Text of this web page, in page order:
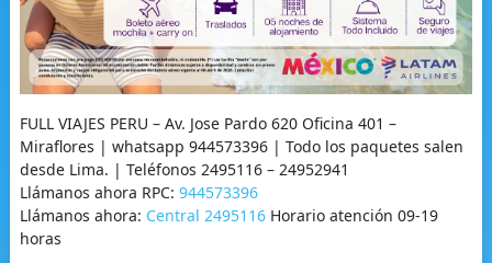
FULL VIAJES PERU – Av. Jose Pardo 620 Oficina 401 –
Miraflores | whatsapp 944573396 | Todo los paquetes salen
desde Lima. | Teléfonos 2495116 – 24952941
Llámanos ahora RPC: 944573396
Llámanos ahora: Central 2495116Horario atención 09-19
horas